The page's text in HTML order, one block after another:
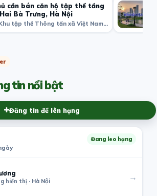
cần bán căn hộ tập thể tầng
Bà Trưng, Hà Nội
1.35 Tỷ · Khu tập thể Thông tấn xã Việt Nam, Bạch Mai, Hai Bà Trưng, Hà Nội, Việt Nam
tin nổi bật
Đăng tin để lên hạng
Đang leo hạng
hiển thị · Hà Nội →